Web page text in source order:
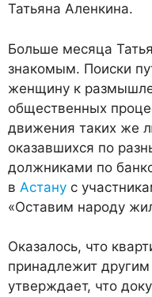
Татьяна Аленкина.
Больше месяца
знакомым. Поиски
женщину к
общественных
движения таких же
оказавшихся по
должниками по
в Астану с
«Оставим народу
Оказалось, что
принадлежит
утверждает, что